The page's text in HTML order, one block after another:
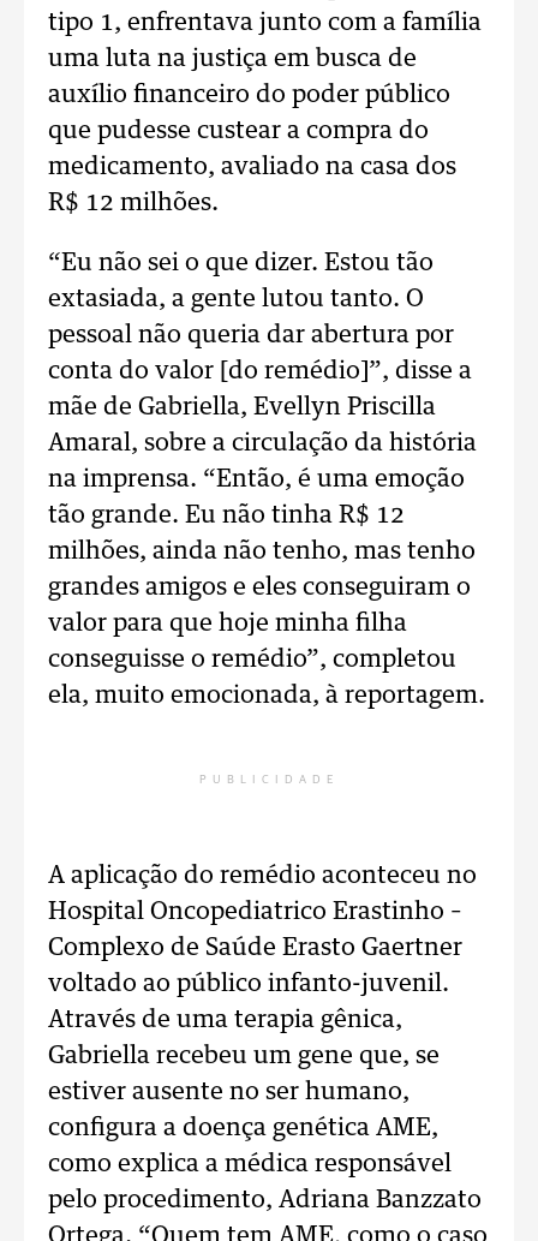
tipo 1, enfrentava junto com a família
uma luta na justiça em busca de
auxílio financeiro do poder público
que pudesse custear a compra do
medicamento, avaliado na casa dos
R$ 12 milhões.
“Eu não sei o que dizer. Estou tão
extasiada, a gente lutou tanto. O
pessoal não queria dar abertura por
conta do valor [do remédio]”, disse a
mãe de Gabriella, Evellyn Priscilla
Amaral, sobre a circulação da história
na imprensa. “Então, é uma emoção
tão grande. Eu não tinha R$ 12
milhões, ainda não tenho, mas tenho
grandes amigos e eles conseguiram o
valor para que hoje minha filha
conseguisse o remédio”, completou
ela, muito emocionada, à reportagem.
PUBLICIDADE
A aplicação do remédio aconteceu no
Hospital Oncopediatrico Erastinho –
Complexo de Saúde Erasto Gaertner
voltado ao público infanto-juvenil.
Através de uma terapia gênica,
Gabriella recebeu um gene que, se
estiver ausente no ser humano,
configura a doença genética AME,
como explica a médica responsável
pelo procedimento, Adriana Banzzato
Ortega. “Quem tem AME, como o caso